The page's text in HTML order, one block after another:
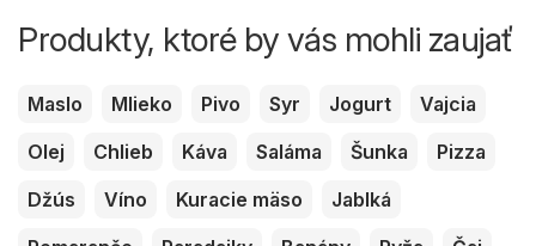
Produkty, ktoré by vás mohli zaujať
Maslo Mlieko Pivo Syr Jogurt
Vajcia
Olej
Chlieb Káva Saláma Šunka
Pizza
Džús
Víno Kuracie mäso
Jablká